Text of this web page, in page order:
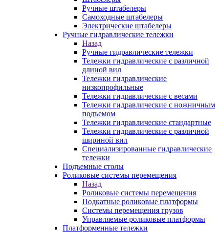
Ручные штабелеры
Самоходные штабелеры
Электрические штабелеры
Ручные гидравлические тележки
Назад
Ручные гидравлические тележки
Тележки гидравлические с различной
длиной вил
Тележки гидравлические
низкопрофильные
Тележки гидравлические с весами
Тележки гидравлические с ножничным
подъемом
Тележки гидравлические стандартные
Тележки гидравлические с различной
шириной вил
Специализированные гидравлические
тележки
Подъемные столы
Роликовые системы перемещения
Назад
Роликовые системы перемещения
Подкатные роликовые платформы
Системы перемещения грузов
Управляемые роликовые платформы
Платформенные тележки